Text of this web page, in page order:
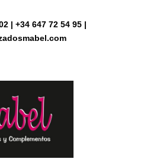
| +34 647 72 54 95 |